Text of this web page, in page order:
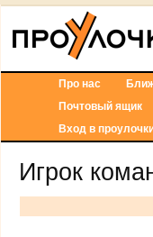
Про нас
Почтовый ящик
Вход в
Игрок